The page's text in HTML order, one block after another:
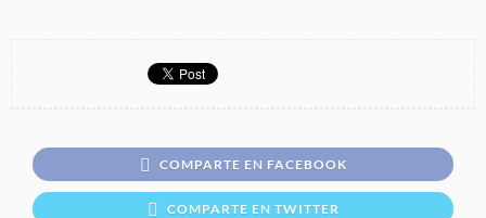
COMPARTE EN FACEBOOK
COMPARTE EN TWITTER